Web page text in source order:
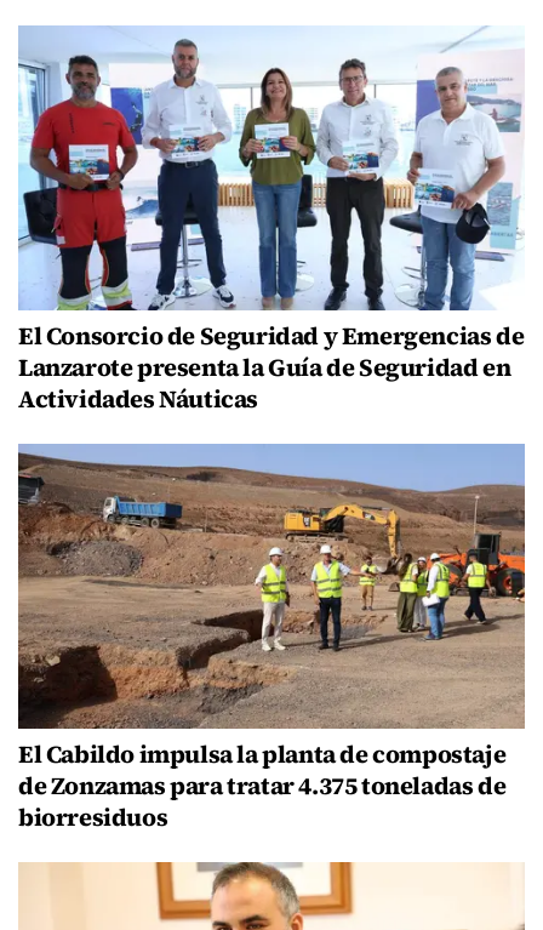
El Consorcio de Seguridad y Emergencias de
Lanzarote presenta la Guía de Seguridad en
Actividades Náuticas
El Cabildo impulsa la planta de compostaje
de Zonzamas para tratar 4.375 toneladas de
biorresiduos